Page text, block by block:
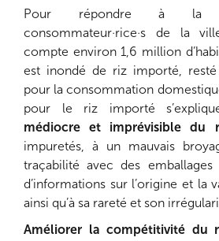
Pour répondre à la
consommateur·rice·s de la
compte environ 1,6 million
est inondé de riz importé,
pour la consommation
pour le riz importé
médiocre et imprévisible du
impuretés, à un mauvais
traçabilité avec des emballages
d’informations sur l’origine et la
ainsi qu’à sa rareté et son
Améliorer la compétitivité du